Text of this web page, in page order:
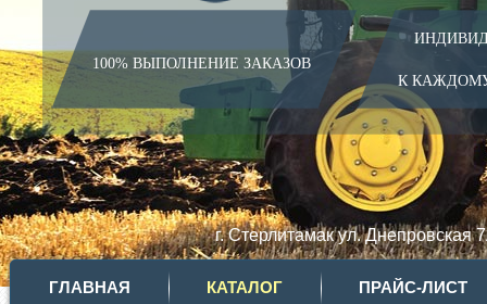
100% ВЫПОЛНЕНИЕ ЗАКАЗОВ
К
г. Стерлитамак ул. Днепровская
ГЛАВНАЯ КАТАЛОГ ПРАЙС-ЛИСТ